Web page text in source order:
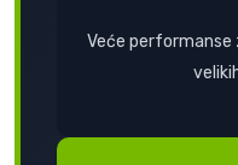
Veće performanse